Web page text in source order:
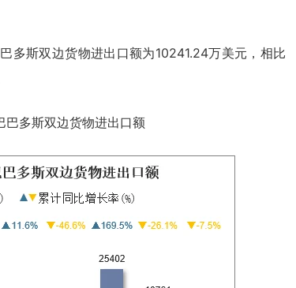
多斯双边货物进出口额为10241.24万美元，相比
多斯双边货物进出口额